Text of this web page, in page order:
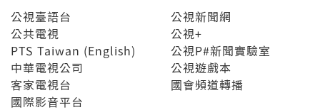
講一府、二鹿、三艋岬、四月津，伊佇文化、經濟、交
通佮軍事攏有誠重要的地位。毋過這馬除了放蜂仔炮的
活動期間攏無啥物遊客，所以有一陣人開始想空想縫，
想欲透過藝術文化歷史場域的再造，予鹽水會當閣重新
再起！ 8/18 禮拜日暗時七點半，綴台灣記事簿熟似予
國家搶去的青春歲月，閣來看鹽水老城 藝術造鎮。
公視臺語台
公共電視
PTS Taiwan (English)
中華電視公司
客家電視台
國際影音平台
公視新聞網
公視+
公視P#新聞實驗室
公視遊戲本
國會頻道轉播